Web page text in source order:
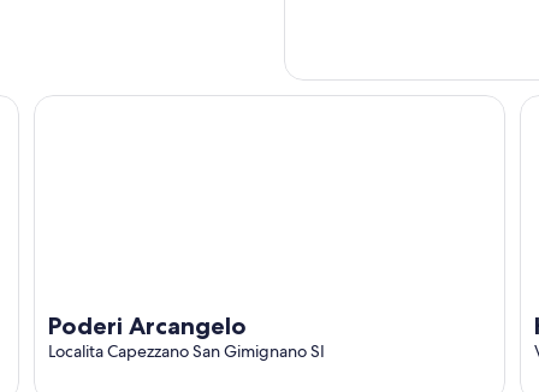
Poderi Arcangelo
Localita Capezzano San Gimignano SI
Poderi Arcangelo